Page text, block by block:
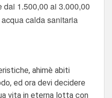
1.500,00 ai 3.000,00
calda sanitaria
ahimè abiti
ed ora devi decidere
vita in eterna lotta con